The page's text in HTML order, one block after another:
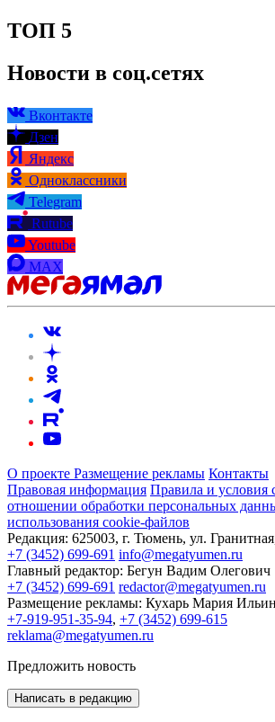
ТОП 5
Новости в соц.сетях
Вконтакте
Дзен
Яндекс
Одноклассники
Telegram
Rutube
Youtube
MAX
О проекте Размещение рекламы Контакты
Правовая информация Правила и условия
отношении обработки персональных
использования cookie-файлов
Редакция: 625003, г. Тюмень, ул.
+7 (3452) 699-691 info@megatyumen.ru
Главный редактор: Бегун Вадим Олегович
+7 (3452) 699-691 redactor@megatyumen.ru
Размещение рекламы: Кухарь Мария
+7-919-951-35-94, +7 (3452) 699-615
reklama@megatyumen.ru
Предложить новость
Написать в редакцию